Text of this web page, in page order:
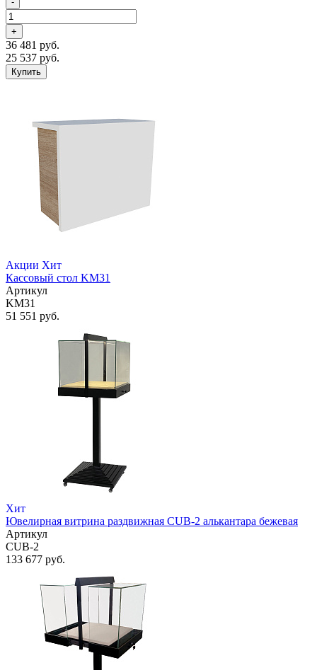
+
36 481 руб.
25 537 руб.
Купить
Акции Хит
Кассовый стол KM31
Артикул
KM31
51 551 руб.
Хит
Ювелирная витрина раздвижная CUB-2 алькантара бежевая
Артикул
CUB-2
133 677 руб.